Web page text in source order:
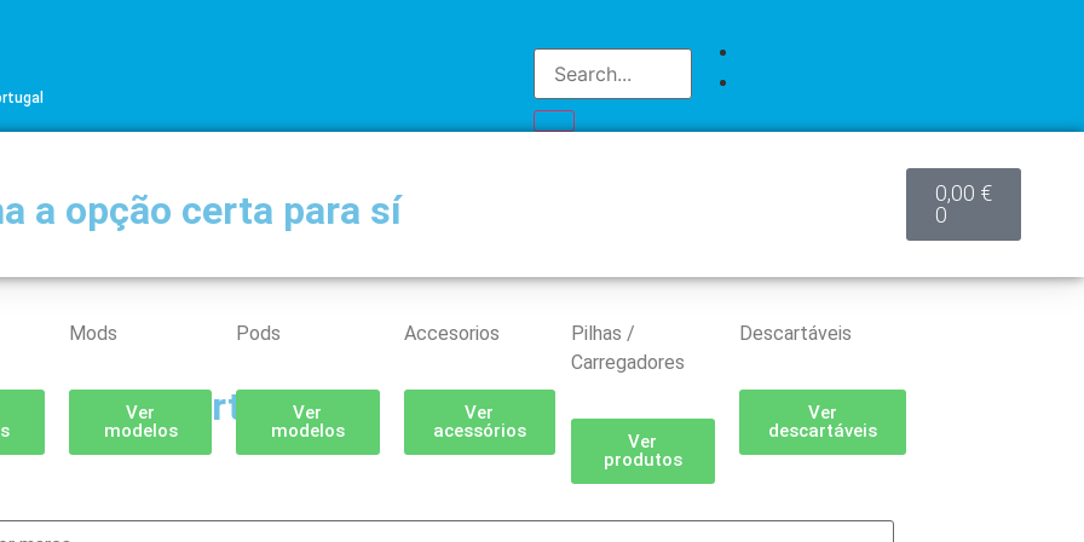
a opção certa para sí
Mods
Ver
modelos
Pods
Ver
modelos
Accesorios
Ver
acessórios
Pilhas /
Carregadores
Ver
produtos
Descartáveis
Ver
descartáveis
0,00 €
0
Partilhar